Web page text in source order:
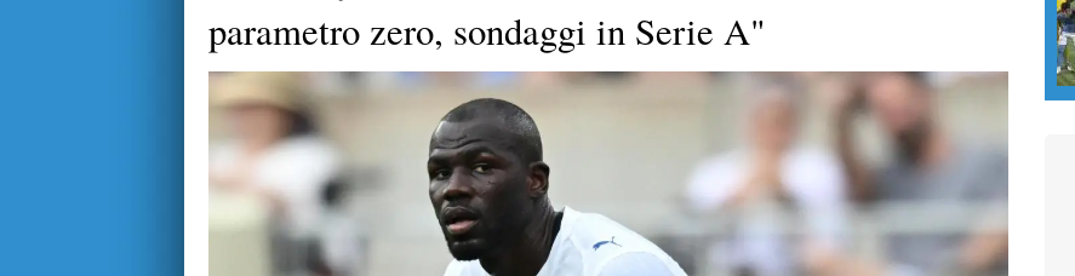
parametro zero, sondaggi in Serie A"